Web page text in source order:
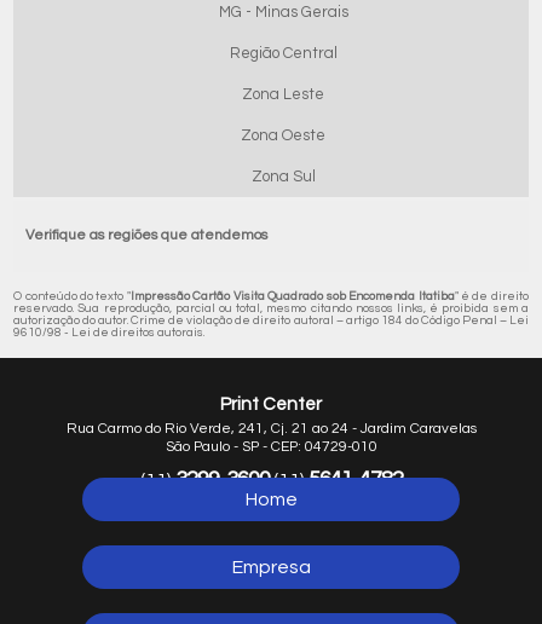
MG - Minas Gerais
Região Central
Zona Leste
Zona Oeste
Zona Sul
Verifique as regiões que atendemos
O conteúdo do texto "Impressão Cartão Visita Quadrado sob Encomenda Itatiba" é de direito
reservado. Sua reprodução, parcial ou total, mesmo citando nossos links, é proibida sem a
autorização do autor. Crime de violação de direito autoral – artigo 184 do Código Penal – Lei
9610/98 - Lei de direitos autorais.
Print Center
Rua Carmo do Rio Verde, 241, Cj. 21 ao 24 - Jardim Caravelas
São Paulo - SP - CEP: 04729-010
(11)3299-3600(11)5641-4782
5641-1254
Home
Empresa